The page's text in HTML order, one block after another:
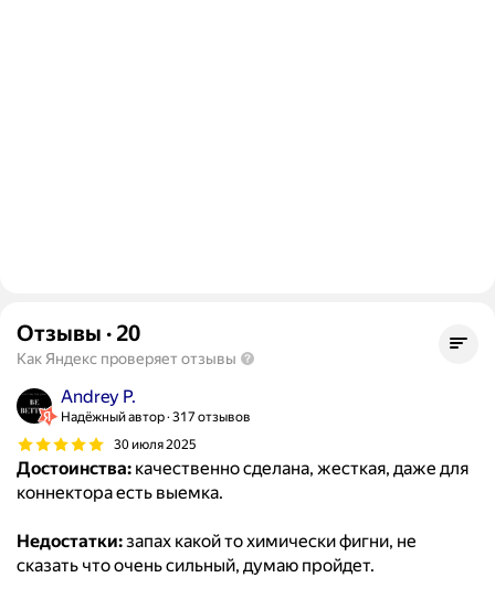
Отзывы · 20
Как Яндекс проверяет отзывы
Andrey P.
Надёжный автор 317 отзывов
30 июля 2025
Достоинства: качественно сделана, жесткая, даже для
коннектора есть выемка.
Недостатки:запах какой то химически фигни, не
сказать что очень сильный, думаю пройдет.